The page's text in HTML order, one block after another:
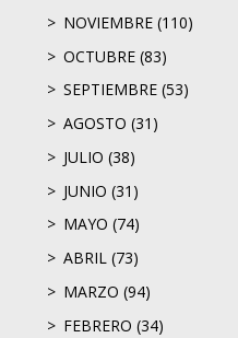
NOVIEMBRE (110)
OCTUBRE (83)
SEPTIEMBRE (53)
AGOSTO (31)
JULIO (38)
JUNIO (31)
MAYO (74)
ABRIL (73)
MARZO (94)
FEBRERO (34)